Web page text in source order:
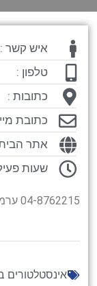
איש קשר :
טלפון :
כתובות :
כתובת
אתר
שעות
04-8762215 ערמונים 69 קרית ים
אינסטלטורים